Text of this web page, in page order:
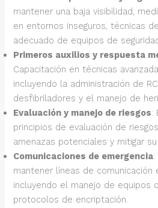
mantener una baja visibilidad,
en entornos inseguros, técnicas
adecuado de equipos de
Primeros auxilios y respuesta
Capacitación en técnicas
incluyendo la administración de
desfibriladores y el manejo de
Evaluación y manejo de riesgos:
principios de evaluación de
amenazas potenciales y mitigar
Comunicaciones de emergencia
mantener líneas de comunicación
incluyendo el manejo de equipos
protocolos de encriptación.